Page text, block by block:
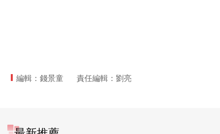
編輯：錢景童 責任編輯：劉亮